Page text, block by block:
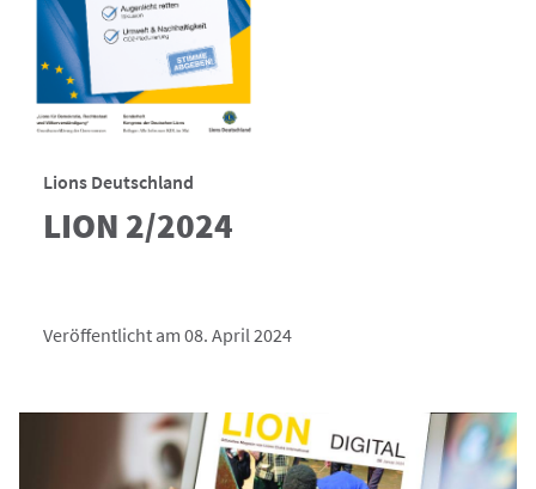
Lions Deutschland
LION 2/2024
Veröffentlicht am 08. April 2024